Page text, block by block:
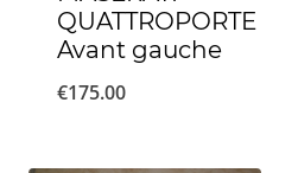
QUATTROPORTE
Avant gauche
€175.00